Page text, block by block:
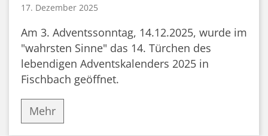
17. Dezember 2025
Am 3. Adventssonntag, 14.12.2025, wurde im
"wahrsten Sinne" das 14. Türchen des
lebendigen Adventskalenders 2025 in
Fischbach geöffnet.
Mehr